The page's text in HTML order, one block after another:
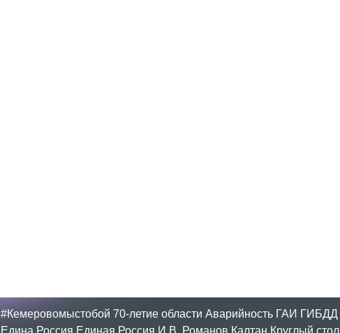
#Кемеровомыстобой 70-летие области Аварийность ГАИ ГИБДД
Едина Россия Единая Россия И.В. Романов Калтан Круглый стол